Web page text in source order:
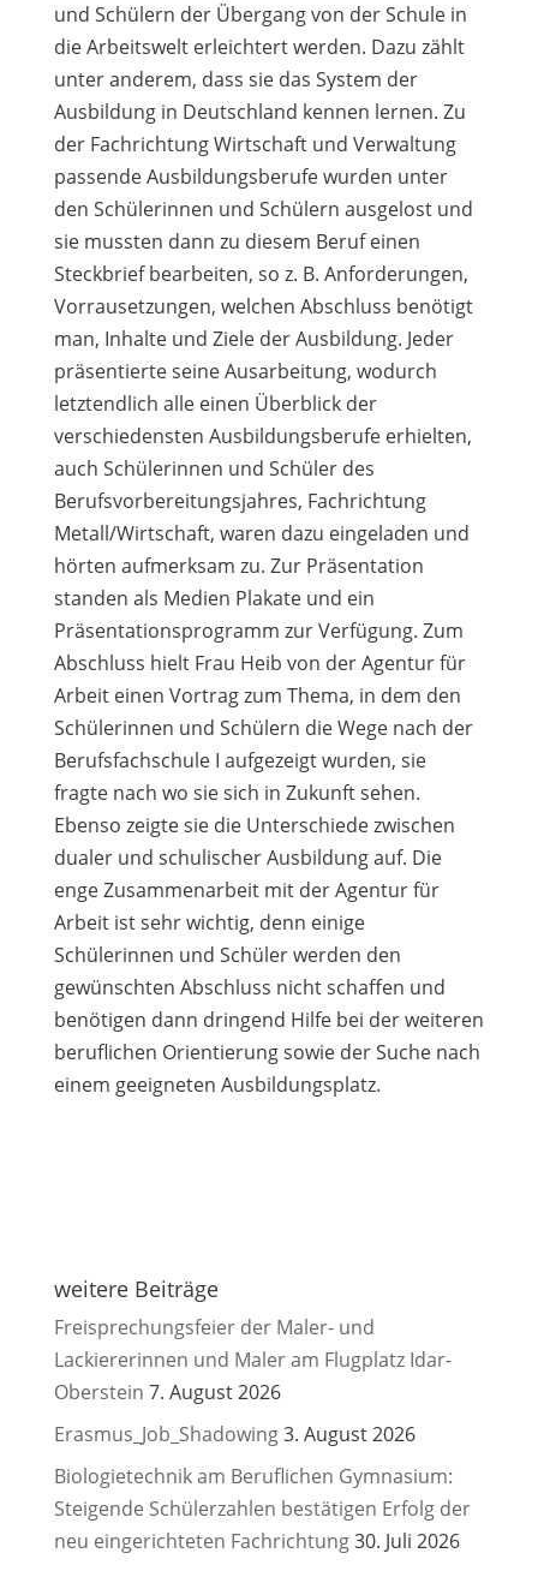
und Schülern der Übergang von der Schule in
die Arbeitswelt erleichtert werden. Dazu zählt
unter anderem, dass sie das System der
Ausbildung in Deutschland kennen lernen. Zu
der Fachrichtung Wirtschaft und Verwaltung
passende Ausbildungsberufe wurden unter
den Schülerinnen und Schülern ausgelost und
sie mussten dann zu diesem Beruf einen
Steckbrief bearbeiten, so z. B. Anforderungen,
Vorrausetzungen, welchen Abschluss benötigt
man, Inhalte und Ziele der Ausbildung. Jeder
präsentierte seine Ausarbeitung, wodurch
letztendlich alle einen Überblick der
verschiedensten Ausbildungsberufe erhielten,
auch Schülerinnen und Schüler des
Berufsvorbereitungsjahres, Fachrichtung
Metall/Wirtschaft, waren dazu eingeladen und
hörten aufmerksam zu. Zur Präsentation
standen als Medien Plakate und ein
Präsentationsprogramm zur Verfügung. Zum
Abschluss hielt Frau Heib von der Agentur für
Arbeit einen Vortrag zum Thema, in dem den
Schülerinnen und Schülern die Wege nach der
Berufsfachschule I aufgezeigt wurden, sie
fragte nach wo sie sich in Zukunft sehen.
Ebenso zeigte sie die Unterschiede zwischen
dualer und schulischer Ausbildung auf. Die
enge Zusammenarbeit mit der Agentur für
Arbeit ist sehr wichtig, denn einige
Schülerinnen und Schüler werden den
gewünschten Abschluss nicht schaffen und
benötigen dann dringend Hilfe bei der weiteren
beruflichen Orientierung sowie der Suche nach
einem geeigneten Ausbildungsplatz.
weitere Beiträge
Freisprechungsfeier der Maler- und
Lackiererinnen und Maler am Flugplatz Idar-
Oberstein 7. August 2026
Erasmus_Job_Shadowing3. August 2026
Biologietechnik am Beruflichen Gymnasium:
Steigende Schülerzahlen bestätigen Erfolg der
neu eingerichteten Fachrichtung30. Juli 2026